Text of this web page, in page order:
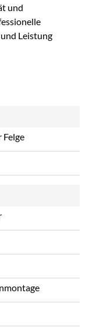
und
Leistung
Felge